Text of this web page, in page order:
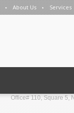
About Us Services
Office# 110, Square 5,